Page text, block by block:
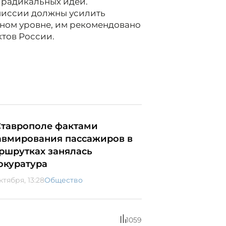
должны усилить
уровне, им рекомендовано
России.
фактами
пассажиров в
занялась
13:28Общество
1059